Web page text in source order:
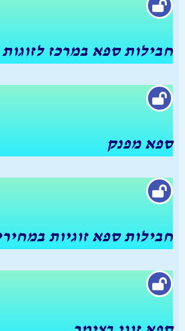
חבילות ספא במרכז לזוגות
ספא מפנק
חבילות ספא זוגיות